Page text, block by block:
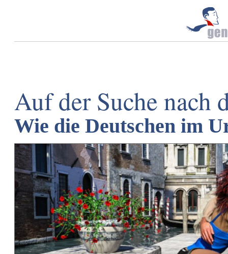
Auf der Suche nach
Wie die Deutschen im